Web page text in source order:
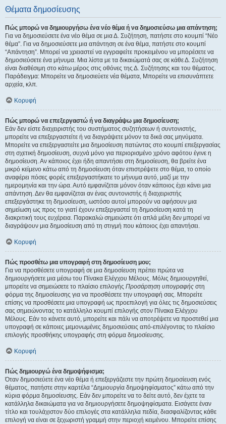
Θέματα δημοσίευσης
Πώς μπορώ να δημιουργήσω ένα νέο θέμα ή να δημοσιεύσω μια απάντηση;
Για να δημοσιεύσετε ένα νέο θέμα σε μια Δ. Συζήτηση, πατήστε στο κουμπί “Νέο
θέμα”. Για να δημοσιεύσετε μια απάντηση σε ένα θέμα, πατήστε στο κουμπί
“Απάντηση”. Μπορεί να χρειαστεί να εγγραφείτε προκειμένου να μπορέσετε να
δημοσιεύσετε ένα μήνυμα. Μια λίστα με τα δικαιώματά σας σε κάθε Δ. Συζήτηση
είναι διαθέσιμη στο κάτω μέρος στις οθόνες της Δ. Συζήτησης και του θέματος.
Παράδειγμα: Μπορείτε να δημοσιεύετε νέα θέματα, Μπορείτε να επισυνάπτετε
αρχεία, κλπ.
Κορυφή
Πώς μπορώ να επεξεργαστώ ή να διαγράψω μια δημοσίευση;
Εάν δεν είστε διαχειριστής του συστήματος συζητήσεων ή συντονιστής,
μπορείτε να επεξεργαστείτε ή να διαγράψετε μόνον τα δικά σας μηνύματα.
Μπορείτε να επεξεργαστείτε μια δημοσίευση πατώντας στο κουμπί επεξεργασίας
στη σχετική δημοσίευση, συχνά μόνο για περιορισμένο χρόνο αφότου έγινε η
δημοσίευση. Αν κάποιος έχει ήδη απαντήσει στη δημοσίευση, θα βρείτε ένα
μικρό κείμενο κάτω από τη δημοσίευση όταν επιστρέψετε στο θέμα, το οποίο
αναφέρει πόσες φορές επεξεργαστήκατε το μήνυμα αυτό, μαζί με την
ημερομηνία και την ώρα. Αυτό εμφανίζεται μόνον όταν κάποιος έχει κάνει μια
απάντηση. Δεν θα εμφανίζεται αν ένας συντονιστής ή διαχειριστής
επεξεργάστηκε τη δημοσίευση, ωστόσο αυτοί μπορούν να αφήσουν μια
σημείωση ως προς το γιατί έχουν επεξεργαστεί τη δημοσίευση κατά τη
διακριτική τους ευχέρεια. Παρακαλώ σημειώστε ότι απλά μέλη δεν μπορεί να
διαγράψουν μια δημοσίευση από τη στιγμή που κάποιος έχει απαντήσει.
Κορυφή
Πώς προσθέτω μια υπογραφή στη δημοσίευση μου;
Για να προσθέσετε υπογραφή σε μια δημοσίευση πρέπει πρώτα να
δημιουργήσετε μια μέσω του Πίνακα Ελέγχου Μέλους. Μόλις δημιουργηθεί,
μπορείτε να σημειώσετε το πλαίσιο επιλογής Προσάρτηση υπογραφής στη
φόρμα της δημοσίευσης για να προσθέσετε την υπογραφή σας. Μπορείτε
επίσης να προσθέσετε μια υπογραφή ως προεπιλογή για όλες τις δημοσιεύσεις
σας σημειώνοντας το κατάλληλο κουμπί επιλογής στον Πίνακα Ελέγχου
Μέλους. Εάν το κάνετε αυτό, μπορείτε και πάλι να αποτρέψετε να προστεθεί μια
υπογραφή σε κάποιες μεμονωμένες δημοσιεύσεις από-επιλέγοντας το πλαίσιο
επιλογής προσθήκης υπογραφής στη φόρμα δημοσίευσης.
Κορυφή
Πώς δημιουργώ ένα δημοψήφισμα;
Όταν δημοσιεύετε ένα νέο θέμα ή επεξεργάζεστε την πρώτη δημοσίευση ενός
θέματος, πατήστε στην καρτέλα “Δημιουργία δημοψηφίσματος” κάτω από την
κύρια φόρμα δημοσίευσης. Εάν δεν μπορείτε να το δείτε αυτό, δεν έχετε τα
κατάλληλα δικαιώματα για να δημιουργήσετε δημοψηφίσματα. Εισάγετε έναν
τίτλο και τουλάχιστον δύο επιλογές στα κατάλληλα πεδία, διασφαλίζοντας κάθε
επιλογή να είναι σε ξεχωριστή γραμμή στην περιοχή κειμένου. Μπορείτε επίσης